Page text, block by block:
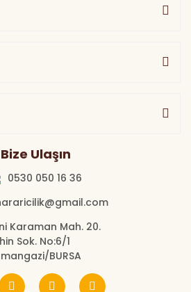
Bize Ulaşın
0530 050 16 36
Karaman Mah. 20.
Sok. No:6/1
BURSA